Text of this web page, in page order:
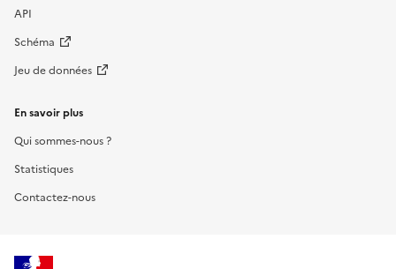
API
Schéma
Jeu de données
En savoir plus
Qui sommes-nous ?
Statistiques
Contactez-nous